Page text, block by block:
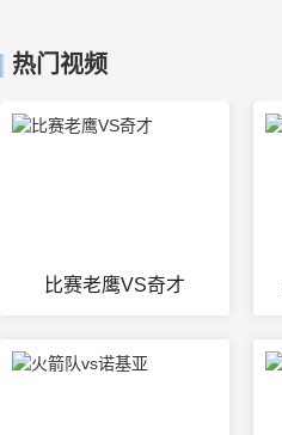
热门视频
比赛老鹰VS奇才